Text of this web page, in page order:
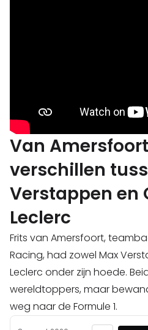
Van
verschillen
Verstappen en
Leclerc
Frits van Amersfoort,
Racing, had zowel Max
Leclerc onder zijn hoede.
wereldtoppers, maar
weg naar de Formule 1.